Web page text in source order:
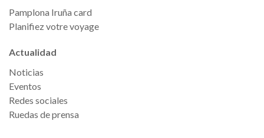
Pamplona Iruña card
Planifiez votre voyage
Actualidad
Noticias
Eventos
Redes sociales
Ruedas de prensa